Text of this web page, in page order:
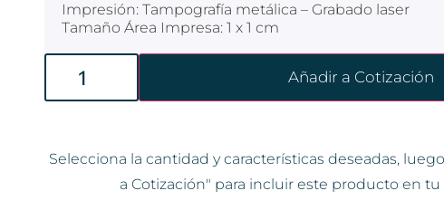
Impresión: Tampografía metálica – Grabado laser
Tamaño Área Impresa: 1 x 1 cm
Añadir a Cotización
Selecciona la cantidad y características deseadas,
a Cotización" para incluir este producto en tu